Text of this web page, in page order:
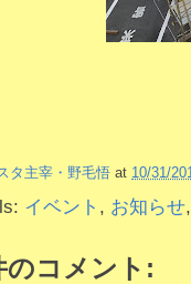
タ主宰・野毛悟 at 10/31/
イベント , お知らせ,
のコメント: